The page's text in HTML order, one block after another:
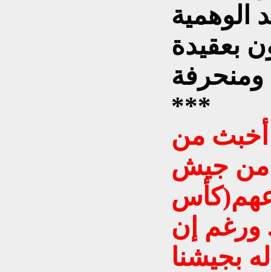
الوهمية
بعقيدة
***
من
من جيش
ورغم إن
بجيشنا